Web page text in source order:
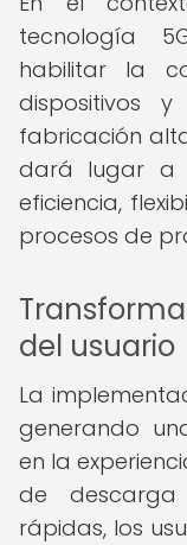
tecnología
habilitar la
dispositivos
fabricación
dará lugar a
eficiencia,
procesos de
del usuario
La
generando
en la
de
rápidas, los